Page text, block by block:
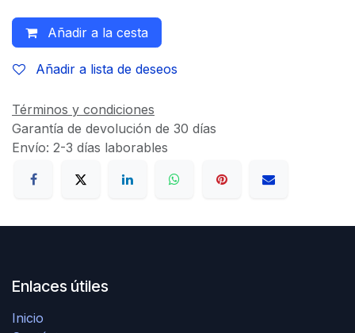
Añadir a la cesta
Añadir a lista de deseos
Términos y condiciones
Garantía de devolución de 30 días
Envío: 2-3 días laborables
Enlaces útiles
Inicio